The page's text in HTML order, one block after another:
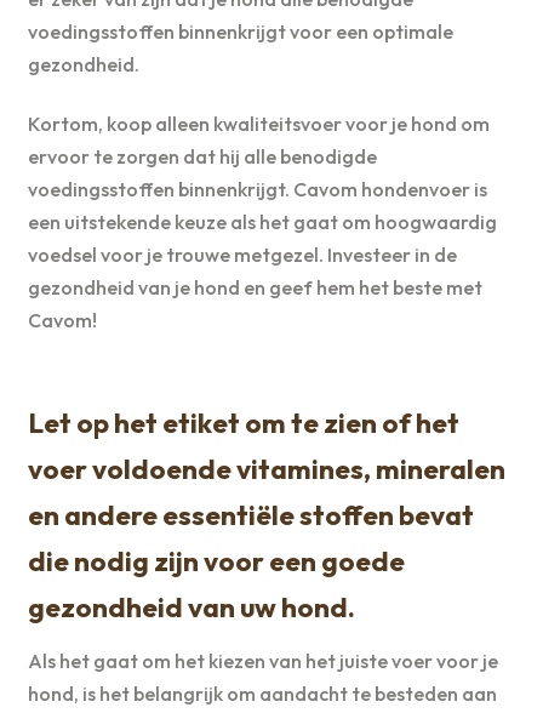
voedingsstoffen binnenkrijgt voor een optimale
gezondheid.
Kortom, koop alleen kwaliteitsvoer voor je hond om
ervoor te zorgen dat hij alle benodigde
voedingsstoffen binnenkrijgt. Cavom hondenvoer is
een uitstekende keuze als het gaat om hoogwaardig
voedsel voor je trouwe metgezel. Investeer in de
gezondheid van je hond en geef hem het beste met
Cavom!
Let op het etiket om te zien of het
voer voldoende vitamines, mineralen
en andere essentiële stoffen bevat
die nodig zijn voor een goede
gezondheid van uw hond.
Als het gaat om het kiezen van het juiste voer voor je
hond, is het belangrijk om aandacht te besteden aan